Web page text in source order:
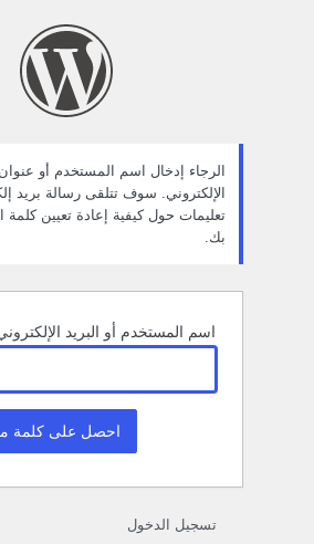
الرجاء إدخال اسم المستخدم أو عنوان
الإلكتروني. سوف تتلقى رسالة بريد
تعليمات حول كيفية إعادة تعيين كلمة
بك.
اسم المستخدم أو البريد
تسجيل الدخول